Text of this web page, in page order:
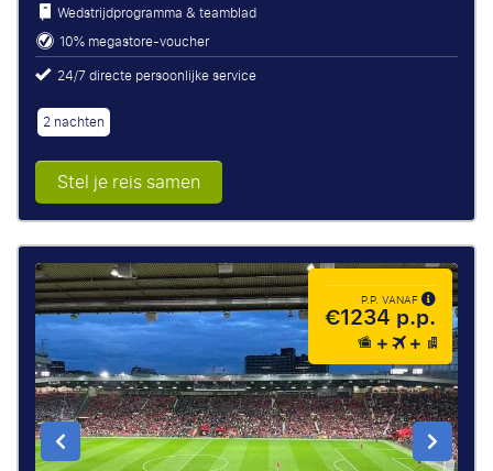
Wedstrijdprogramma & teamblad
10% megastore-voucher
24/7 directe persoonlijke service
2 nachten
Stel je reis samen
P.P. VANAF
€1234 p.p.